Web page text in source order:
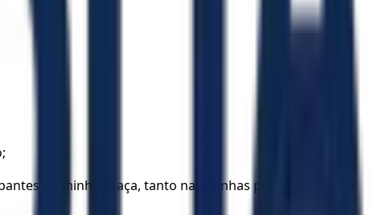
da minha graça, tanto nas minhas prisões como na